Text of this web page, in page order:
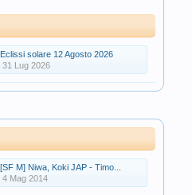
Eclissi solare 12 Agosto 2026
31 Lug 2026
[SF M] Niwa, Koki JAP - Timo...
4 Mag 2014